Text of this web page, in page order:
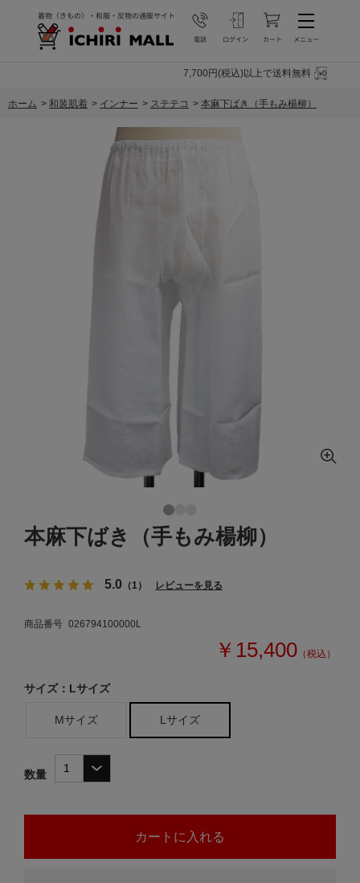
7,700円(税込)以上で送料無料
ホーム > 和装肌着 > インナー > ステテコ > 本麻下ばき（手もみ楊柳）
本麻下ばき（手もみ楊柳）
5.0 （1） レビューを見る
商品番号 026794100000L
￥15,400 （税込）
サイズ：Lサイズ
Mサイズ Lサイズ
数量